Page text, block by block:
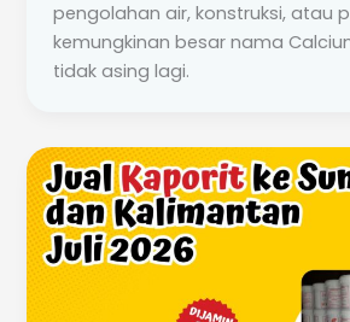
pengolahan air, konstruksi, atau
kemungkinan besar nama
tidak asing lagi.